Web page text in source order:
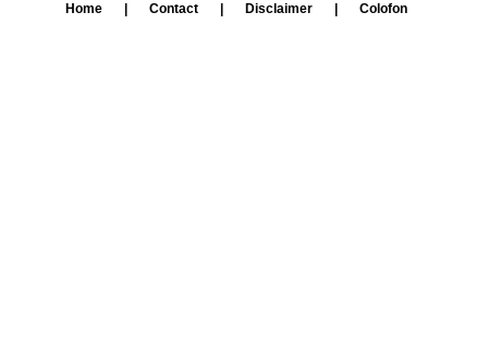
Home Contact Disclaimer Colofon